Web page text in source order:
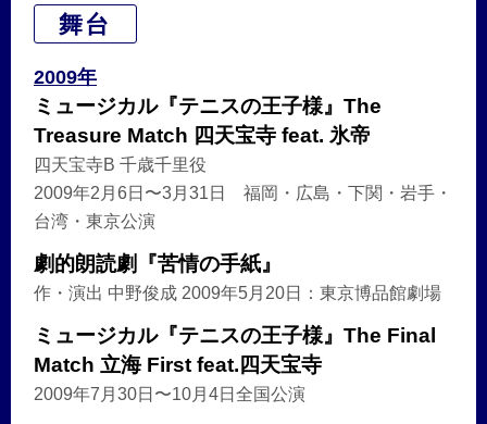
舞台
2009年
ミュージカル『テニスの王子様』The
Treasure Match 四天宝寺 feat. 氷帝
四天宝寺B 千歳千里役
2009年2月6日〜3月31日 福岡・広島・下関・岩手・
台湾・東京公演
劇的朗読劇『苦情の手紙』
作・演出 中野俊成 2009年5月20日：東京博品館劇場
ミュージカル『テニスの王子様』The Final
Match 立海 First feat.四天宝寺
2009年7月30日〜10月4日全国公演